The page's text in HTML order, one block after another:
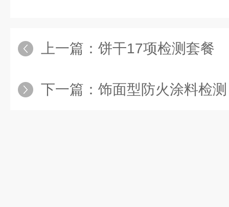
上一篇： 饼干17项检测套餐
下一篇： 饰面型防火涂料检测